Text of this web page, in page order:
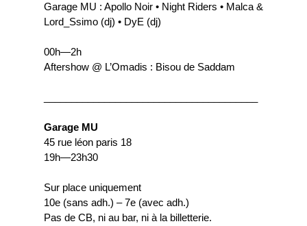
Garage MU : Apollo Noir • Night Riders • Malca &
Lord_Ssimo (dj) • DyE (dj)
00h—2h
Aftershow @ L’Omadis : Bisou de Saddam
Garage MU
45 rue léon paris 18
19h—23h30
Sur place uniquement
10e (sans adh.) – 7e (avec adh.)
Pas de CB, ni au bar, ni à la billetterie.